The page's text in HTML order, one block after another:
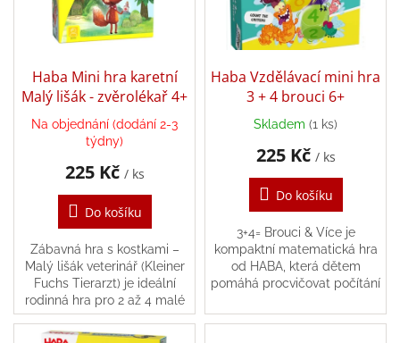
tématu
panenky
a
zvířátka
Sensory
Play
Společenské
hry
Haba Mini hra karetní
Malý lišák - zvěrolékař 4+
Na objednání (dodání 2-3
týdny)
225 Kč / ks
Do košíku
Zábavná hra s kostkami –
Malý lišák veterinář (Kleiner
Fuchs Tierarzt) je ideální
rodinná hra pro 2 až 4 malé
veterináře ve věku od 4 do 99
let. V lesní...
Haba Vzdělávací mini hra
3 + 4 brouci 6+
Skladem (1 ks)
225 Kč / ks
Do košíku
3+4= Brouci & Více je
kompaktní matematická hra
od HABA, která dětem
pomáhá procvičovat počítání
hravou formou. Kombinace...